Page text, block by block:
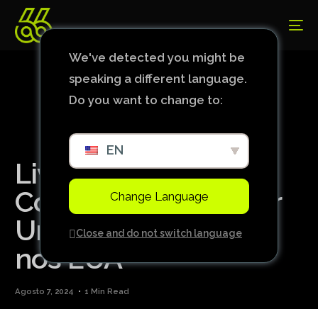
Liverpool Brilha
Contra o Manchester
United em Amistoso
nos EUA
Agosto 7, 2024 1 Min Read
We've detected you might be
speaking a different language.
Do you want to change to:
EN
Change Language
Close and do not switch language